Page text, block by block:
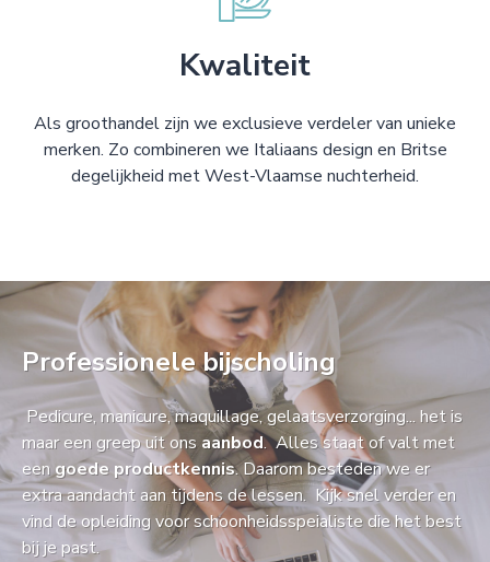
Kwaliteit
Als groothandel zijn we exclusieve verdeler van unieke
merken. Zo combineren we Italiaans design en Britse
degelijkheid met West-Vlaamse nuchterheid.
Professionele bijscholing
Pedicure, manicure, maquillage, gelaatsverzorging... het is
maar een greep uit ons aanbod. Alles staat of valt met
eengoede productkennis. Daarom besteden we er
extra aandacht aan tijdens de lessen. Kijk snel verder en
vind de opleiding voor schoonheidsspeialiste die het best
bij je past.